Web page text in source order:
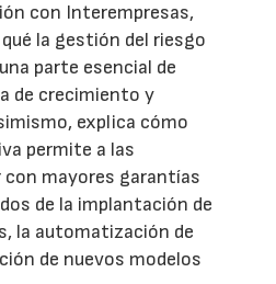
con Interempresas,
la gestión del riesgo
parte esencial de
de crecimiento y
explica cómo
permite a las
mayores garantías
de la implantación de
la automatización de
de nuevos modelos